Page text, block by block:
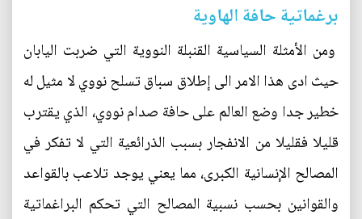
برغماتية حافة الهاوية
ومن الأمثلة السياسية القنبلة النووية التي ضربت اليابان
حيث ادى هذا الامر الى إطلاق سباق تسلح نووي لا مثيل له
خطير جدا وضع العالم على حافة صدام نووي، الذي يقترب
قليلا فقليلا من الانفجار بسبب الذرائعية التي لا تفكر في
المصالح الإنسانية الكبرى، مما يعني يوجد تلاعب بالقواعد
والقوانين بحسب نسبية المصالح التي تحكم البراغماتية